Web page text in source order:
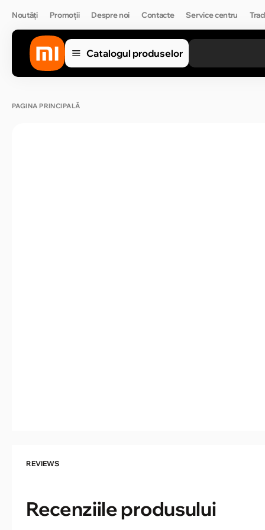
Noutăți Promoții Despre noi Contacte Service centru
Catalogul produselor
PAGINA PRINCIPALĂ
REVIEWS
Recenziile produsului